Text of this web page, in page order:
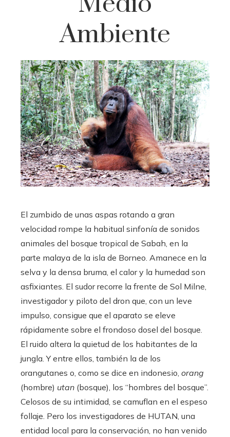
Ambiente
El zumbido de unas aspas rotando a gran
velocidad rompe la habitual sinfonía de sonidos
animales del bosque tropical de Sabah, en la
parte malaya de la isla de Borneo. Amanece en la
selva y la densa bruma, el calor y la humedad son
asfixiantes. El sudor recorre la frente de Sol Milne,
investigador y piloto del dron que, con un leve
impulso, consigue que el aparato se eleve
rápidamente sobre el frondoso dosel del bosque.
El ruido altera la quietud de los habitantes de la
jungla. Y entre ellos, también la de los
orangutanes o, como se dice en indonesio, orang
(hombre) utan (bosque), los “hombres del bosque”.
Celosos de su intimidad, se camuflan en el espeso
follaje. Pero los investigadores de HUTAN, una
entidad local para la conservación, no han venido